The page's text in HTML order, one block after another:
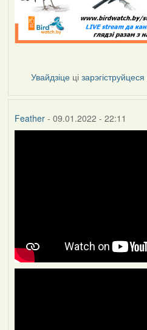
Увайдзіце цізарэгіструйцеся
Feather- 09.01.2022 - 22:11